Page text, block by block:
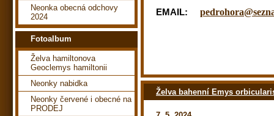
EMAIL:
Želva bahenní Emys
Neonka obecná odchovy
2024
Fotoalbum
Želva hamiltonova
Geoclemys hamiltonii
Neonky nabidka
Neonky červené i obecné na
PRODEJ